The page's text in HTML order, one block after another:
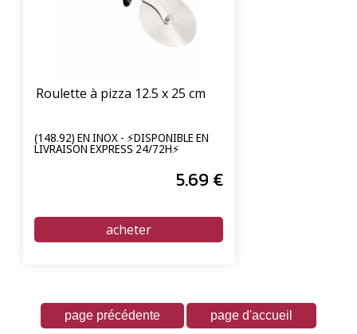
Roulette à pizza 12.5 x 25 cm
(148.92) EN INOX - ⚡DISPONIBLE EN
LIVRAISON EXPRESS 24/72H⚡
5.69 €